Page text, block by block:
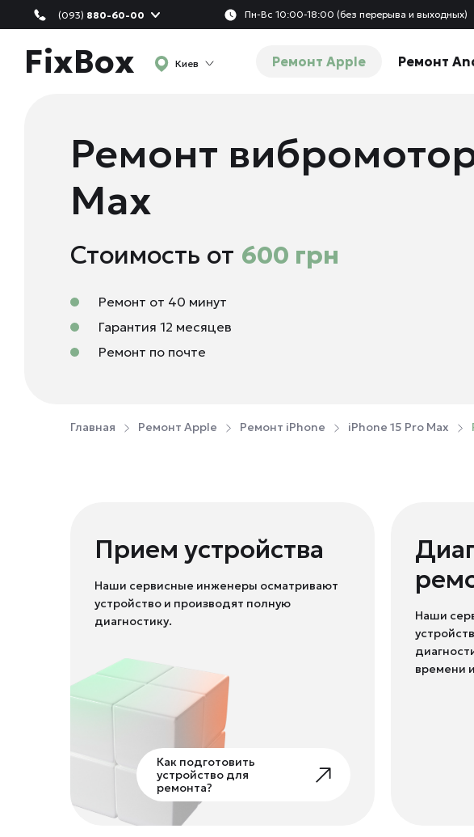
(093) 880-60-00 Пн-Вс 10:00-18:00 (без перерыва и выходных)
FixBox Киев Ремонт Apple Ремонт
Ремонт
Max
Стоимость от 600 грн
Ремонт от 40 минут
Гарантия 12 месяцев
Ремонт по почте
Главная Ремонт Apple Ремонт iPhone iPhone 15 Pro Max
Прием устройства
Наши сервисные инженеры осматривают
устройство и производят полную
диагностику.
Как подготовить
устройство для
ремонта?
Наши
времени